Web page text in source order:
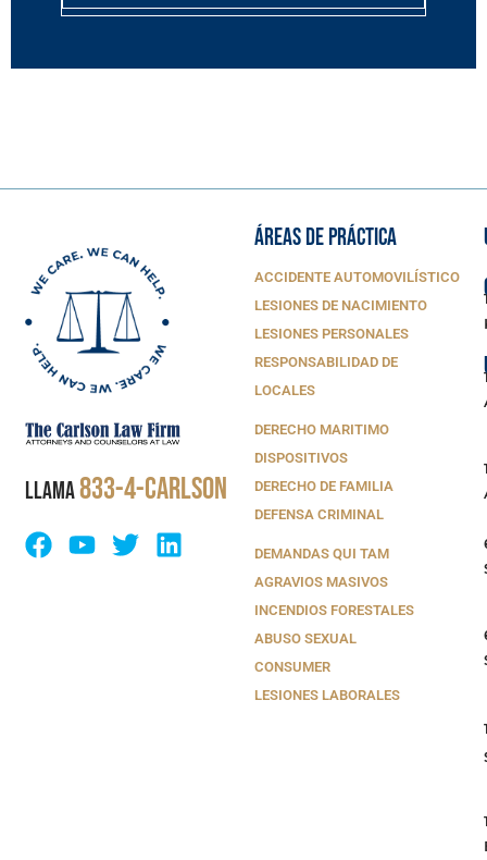
LLAMA833-4-CARLSON
ÁREAS DE PRÁCTICA
ACCIDENTE AUTOMOVILÍSTICO
LESIONES DE NACIMIENTO
LESIONES PERSONALES
RESPONSABILIDAD DE
LOCALES
DERECHO MARITIMO
DISPOSITIVOS
DERECHO DE FAMILIA
DEFENSA CRIMINAL
DEMANDAS QUI TAM
AGRAVIOS MASIVOS
INCENDIOS FORESTALES
ABUSO SEXUAL
CONSUMER
LESIONES LABORALES